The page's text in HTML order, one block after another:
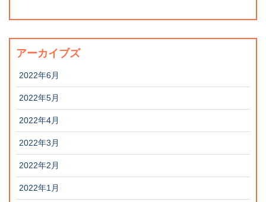
アーカイブズ
2022年6月
2022年5月
2022年4月
2022年3月
2022年2月
2022年1月